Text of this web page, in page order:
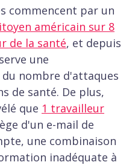
commencent par un
américain sur 8
de la santé, et depuis
une
du nombre d'attaques
de santé. De plus,
que 1 travailleur
d'un e-mail de
une combinaison
inadéquate à